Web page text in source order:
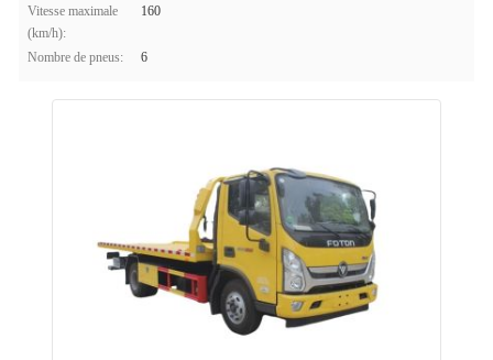
Vitesse maximale
(km/h):
160
Nombre de pneus: 6